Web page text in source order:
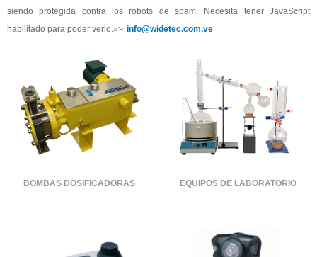
siendo protegida contra los robots de spam. Necesita tener JavaScript
habilitado para poder verlo.»> info@widetec.com.ve
BOMBAS DOSIFICADORAS EQUIPOS DE LABORATORIO